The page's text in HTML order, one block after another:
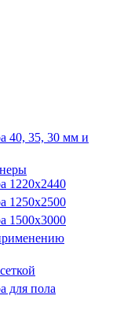
40, 35, 30 мм и
1220x2440
1250х2500
1500x3000
для пола